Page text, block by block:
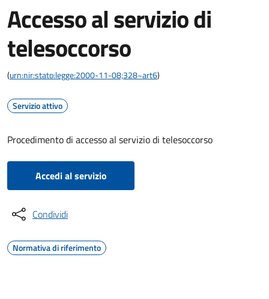
Accesso al servizio di
telesoccorso
(urn:nir:stato:legge:2000-11-08;328~art6)
Servizio attivo
Procedimento di accesso al servizio di telesoccorso
Accedi al servizio
Condividi
Normativa di riferimento